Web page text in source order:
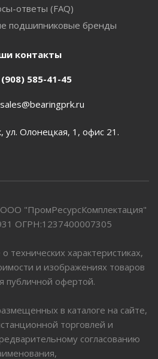
ответы (FAQ)
подшипниковые бренды
контакты
(908) 585-41-45
ул. Олонецкая, 1, офис 21.
"ПромРесурсКомплектация"
ОГРН:1237400007305
технических характеристиках,
и изображениях товаров
публичной офертой.
в каталоге на сайте,
торговлей и
согласованию